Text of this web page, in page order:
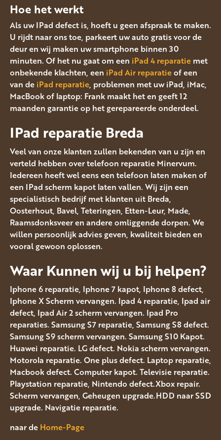
Hoe het werkt
Als uw IPad defect is, hoeft u geen afspraak te maken.
U rijdt naar ons toe, parkeert uw auto gratis voor de
deur en wij maken uw smartphone binnen 30
minuten. Of het nu gaat om een iPad 4 reparatie met
onbekende klachten, een iPad Air reparatieof een
van de iPad reparatie, problemen met uw iPad, iMac,
MacBook of laptop: Frank maakt het en geeft 12
maanden garantie op het gerepareerde onderdeel.
IPad reparatie Breda
Veel van onze klanten zullen bekenden van u zijn en
verteld hebben over telefoon reparatie Minervum.
Iedereen heeft wel eens een telefoon laten maken of
een IPad scherm kapot laten vallen. Wij zijn een
specialistisch bedrijf met klanten uit Breda,
Oosterhout, Bavel, Teteringen, Etten-Leur, Made,
Raamsdonksveer en andere omliggende dorpen. We
willen persoonlijk advies geven, kwaliteit bieden en
vooral gewoon oplossen.
Waar Kunnen wij u bij helpen?
Iphone 6 reparatie, Iphone 7 kapot, Iphone 8 defect,
Iphone X Scherm vervangen. Ipad 4 reparatie, Ipad air
defect, Ipad Air 2 scherm vervangen. Ipad Pro
reparaties. Samsung S7 reparatie, Samsung S8 defect.
Samsung S9 scherm vervangen. Samsung S10 Kapot.
Huawei reparatie. LG defect. Nokia scherm vervangen.
Motorola reparatie. One plus defect. Laptop reparatie,
Macbook defect. Computer kapot. Televisie reparatie.
Playstation reparatie, Nintendo defect.Xbox repair.
Scherm vervangen, Geheugen upgrade.HDD naar SSD
upgrade. Navigatie reparatie.
naar de Home-Page